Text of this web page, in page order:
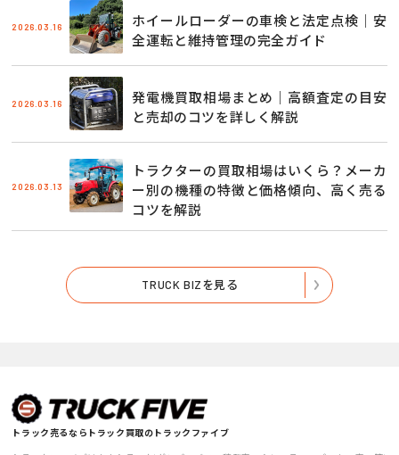
2026.03.16
ホイールローダーの車検と法定点検｜安
全運転と維持管理の完全ガイド
2026.03.16
発電機買取相場まとめ｜高額査定の目安
と売却のコツを詳しく解説
2026.03.13
トラクターの買取相場はいくら？メーカ
ー別の機種の特徴と価格傾向、高く売る
コツを解説
TRUCK BIZを見る
トラック売るならトラック買取のトラックファイブ